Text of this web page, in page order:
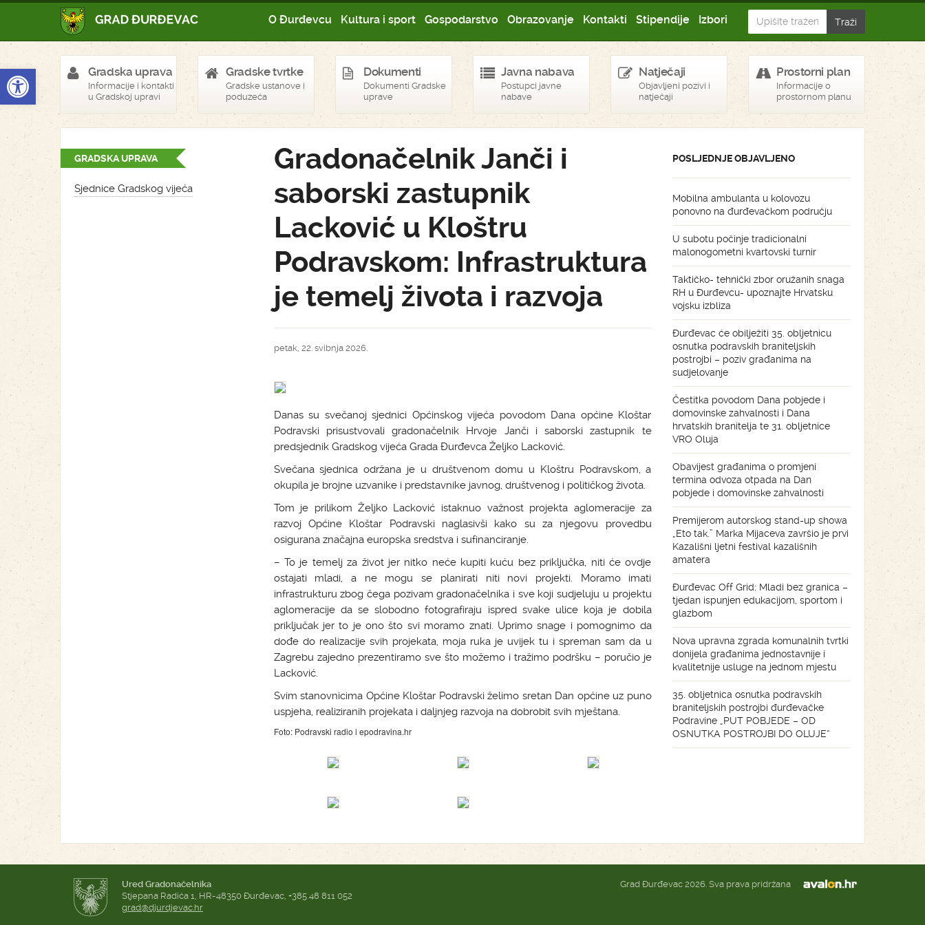
Open toolbar
O Đurđevcu Kultura i sport Gospodarstvo Obrazovanje Kontakti Stipendije Izbori
Gradska uprava
Informacije i kontakti
u Gradskoj upravi
Gradske tvrtke
Gradske ustanove i
poduzeća
Dokumenti
Dokumenti Gradske
uprave
Javna nabava
Postupci javne
nabave
Natječaji
Objavljeni pozivi i
natječaji
Prostorni plan
Informacije o
prostornom planu
GRADSKA UPRAVA
Sjednice Gradskog vijeća
Gradonačelnik Janči i
saborski zastupnik
Lacković u Kloštru
Podravskom: Infrastruktura
je temelj života i razvoja
petak, 22. svibnja 2026.
Danas su svečanoj sjednici Općinskog vijeća povodom Dana općine Kloštar
Podravski prisustvovali gradonačelnik Hrvoje Janči i saborski zastupnik te
predsjednik Gradskog vijeća Grada Đurđevca Željko Lacković.
Svečana sjednica održana je u društvenom domu u Kloštru Podravskom, a
okupila je brojne uzvanike i predstavnike javnog, društvenog i političkog života.
Tom je prilikom Željko Lacković istaknuo važnost projekta aglomeracije za
razvoj Općine Kloštar Podravski naglasivši kako su za njegovu provedbu
osigurana značajna europska sredstva i sufinanciranje.
– To je temelj za život jer nitko neće kupiti kuću bez priključka, niti će ovdje
ostajati mladi, a ne mogu se planirati niti novi projekti. Moramo imati
infrastrukturu zbog čega pozivam gradonačelnika i sve koji sudjeluju u projektu
aglomeracije da se slobodno fotografiraju ispred svake ulice koja je dobila
priključak jer to je ono što svi moramo znati. Uprimo snage i pomognimo da
dođe do realizacije svih projekata, moja ruka je uvijek tu i spreman sam da u
Zagrebu zajedno prezentiramo sve što možemo i tražimo podršku – poručio je
Lacković.
Svim stanovnicima Općine Kloštar Podravski želimo sretan Dan općine uz puno
uspjeha, realiziranih projekata i daljnjeg razvoja na dobrobit svih mještana.
Foto: Podravski radio i epodravina.hr
POSLJEDNJE OBJAVLJENO
Mobilna ambulanta u kolovozu
ponovno na đurđevačkom području
U subotu počinje tradicionalni
malonogometni kvartovski turnir
Taktičko- tehnički zbor oružanih snaga
RH u Đurđevcu- upoznajte Hrvatsku
vojsku izbliza
Đurđevac će obilježiti 35. obljetnicu
osnutka podravskih braniteljskih
postrojbi – poziv građanima na
sudjelovanje
Čestitka povodom Dana pobjede i
domovinske zahvalnosti i Dana
hrvatskih branitelja te 31. obljetnice
VRO Oluja
Obavijest građanima o promjeni
termina odvoza otpada na Dan
pobjede i domovinske zahvalnosti
Premijerom autorskog stand-up showa
„Eto tak.” Marka Mijaceva završio je prvi
Kazališni ljetni festival kazališnih
amatera
Đurđevac Off Grid: Mladi bez granica –
tjedan ispunjen edukacijom, sportom i
glazbom
Nova upravna zgrada komunalnih tvrtki
donijela građanima jednostavnije i
kvalitetnije usluge na jednom mjestu
35. obljetnica osnutka podravskih
braniteljskih postrojbi đurđevačke
Podravine „PUT POBJEDE – OD
OSNUTKA POSTROJBI DO OLUJE“
Ured Gradonačelnika
Stjepana Radića 1, HR-48350 Đurđevac, +385 48 811 052
grad@djurdjevac.hr
Grad Đurđevac 2026. Sva prava pridržana